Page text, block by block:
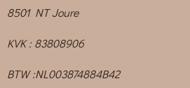
8501 NT Joure
KVK : 83808906
BTW :NL003874884B42